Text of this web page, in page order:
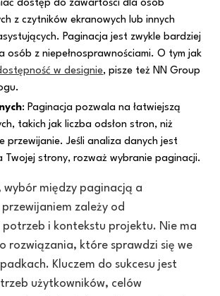
dostęp do zawartości dla osób
z czytników ekranowych lub innych
Paginacja jest zwykle bardziej
osób z niepełnosprawnościami. O tym jak
w designie, pisze też NN Group
: Paginacja pozwala na łatwiejszą
takich jak liczba odsłon stron, niż
przewijanie. Jeśli analiza danych jest
Twojej strony, rozważ wybranie paginacji.
wybór między paginacją a
zależy od
potrzeb i kontekstu projektu. Nie ma
rozwiązania, które sprawdzi się we
Kluczem do sukcesu jest
użytkowników, celów